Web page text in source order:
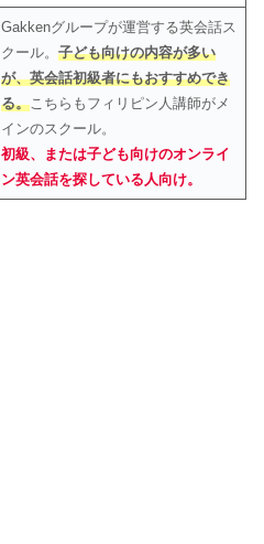
Gakkenグループが運営する英会話ス
クール。子ども向けの内容が多い
が、英会話初級者にもおすすめでき
る。 こちらもフィリピン人講師がメ
インのスクール。
初級、または子ども向けのオンライ
ン英会話を探している人向け。